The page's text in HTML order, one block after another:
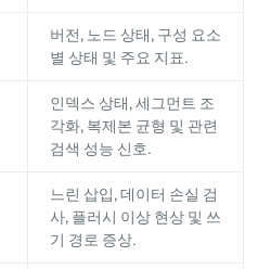
버전, 노드 상태, 구성 요소
별 상태 및 주요 지표.
인덱스 상태, 세그먼트 조
각화, 복제본 균형 및 관련
검색 성능 신호.
느린 삽입, 데이터 손실 검
사, 플러시 이상 현상 및 쓰
기 경로 증상.